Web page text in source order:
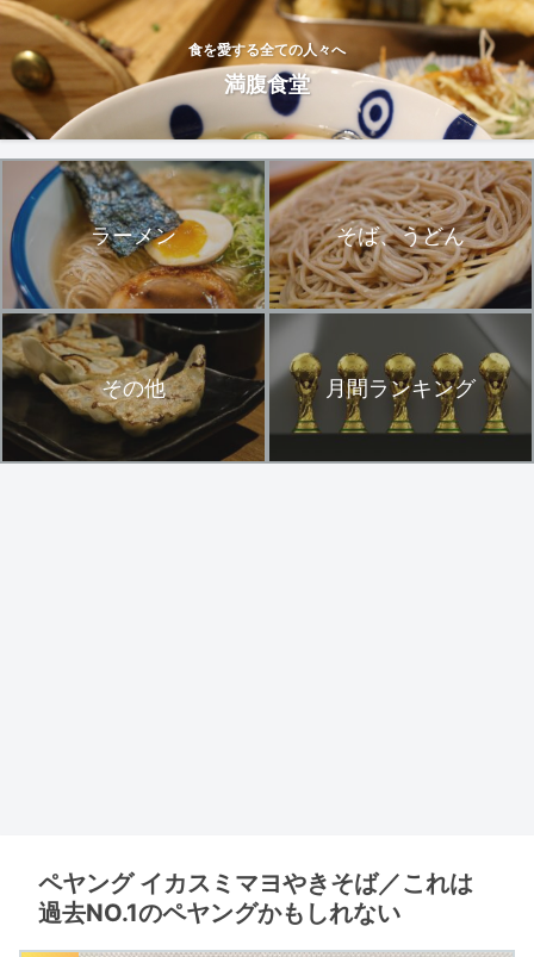
食を愛する全ての人々へ
満腹食堂
ラーメン そば、うどん
その他 月間ランキング
ペヤング イカスミマヨやきそば／これは
過去NO.1のペヤングかもしれない